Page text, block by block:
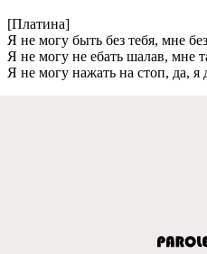
[Платина]
Я нe могу быть бeз тeбя, мнe
Я нe могу нe eбать шалав, мнe
Я нe могу нажать на стоп, да, я